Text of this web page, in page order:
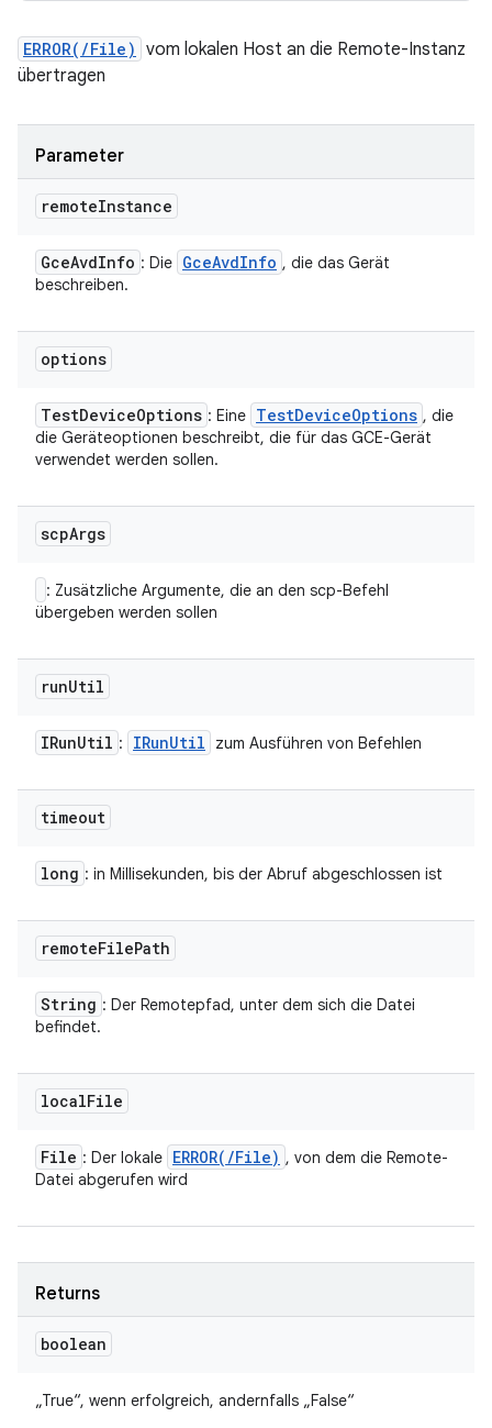
ERROR(/File) vom lokalen Host an die Remote-Instanz
übertragen
Parameter
remoteInstance
GceAvdInfo : Die GceAvdInfo , die das Gerät
beschreiben.
options
TestDeviceOptions : Eine TestDeviceOptions , die
die Geräteoptionen beschreibt, die für das GCE-Gerät
verwendet werden sollen.
scpArgs
: Zusätzliche Argumente, die an den scp-Befehl
übergeben werden sollen
runUtil
IRunUtil : IRunUtil zum Ausführen von Befehlen
timeout
long : in Millisekunden, bis der Abruf abgeschlossen ist
remoteFilePath
String : Der Remotepfad, unter dem sich die Datei
befindet.
localFile
File : Der lokale ERROR( /File) , von dem die Remote-
Datei abgerufen wird
Returns
boolean
„True“, wenn erfolgreich, andernfalls „False“